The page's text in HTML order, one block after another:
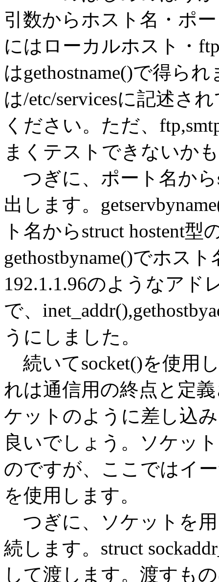
引数からホスト名・ポ
にはローカルホスト・
はgethostname()で得ら
は/etc/servicesに記述さ
ください。ただ、
まくテストできないか
つぎに、ポート名から
出します。
ト名からstruct hostent
gethostbyname()でホス
192.1.1.96のようなアド
で、
うにしました。
続いてsocket()を使用
れは通信用の終点と定
ケットのように差し込
良いでしょう。ソケッ
のですが、ここではイ
を使用します。
つぎに、ソケットを用
続します。struct
して渡します。渡すも